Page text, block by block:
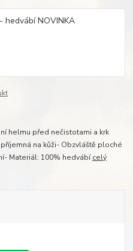
helmu před nečistotami a krk
na kůži- Obzvláště ploché
Materiál: 100% hedvábícelý